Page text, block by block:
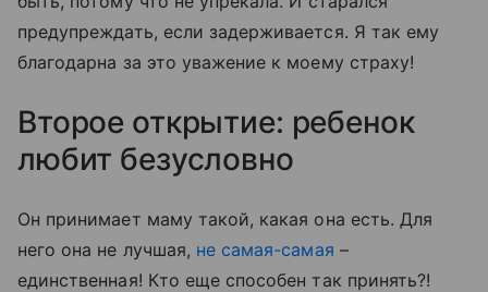
предупреждать, если задерживается. Я так ему
благодарна за это уважение к моему страху!
Второе открытие: ребенок
любит безусловно
Он принимает маму такой, какая она есть. Для
него она не лучшая, не самая-самая –
единственная! Кто еще способен так принять?!